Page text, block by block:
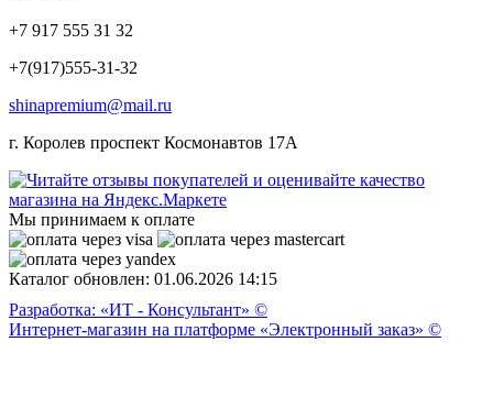
+7 917 555 31 32
+7(917)555-31-32
shinapremium@mail.ru
г. Королев проспект Космонавтов 17А
Мы принимаем к оплате
Каталог обновлен: 01.06.2026 14:15
Разработка: «ИТ - Консультант» ©
Интернет-магазин на платформе «Электронный заказ» ©